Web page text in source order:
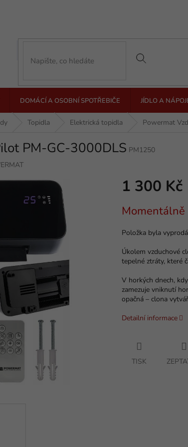
DOMÁCÍ A OSOBNÍ SPOTŘEBIČE JÍDLO A
Topidla Elektrická topidla Powermat
PM-GC-3000DLS PM1250
1 300 Kč
cena:
Položka byla
Úkolem vzduchové
tepelné ztráty, které
V horkých dnech,
zamezuje vniknutí
opačná – clona
Detailní informace
TISK